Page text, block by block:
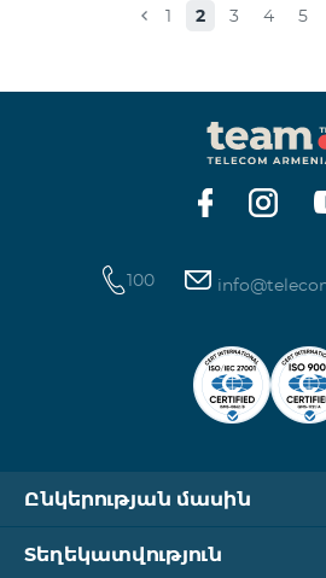
էջին։ Ստուգումը
կերպով։ Խնդրում ենք
Captcha հղումն աշխատում է
համապատասխան օպերատորի
ցանցին միացված լինելու
ը պետք է անջատված լինեն,
1 2 3 4 5
100
Ընկերության մասին
Տեղեկատվություն